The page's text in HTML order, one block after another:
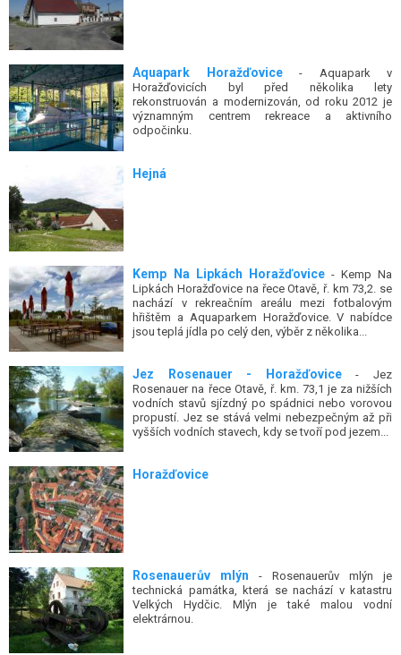
Aquapark Horažďovice- Aquapark v
Horažďovicích byl před několika lety
rekonstruován a modernizován, od roku 2012 je
významným centrem rekreace a aktivního
odpočinku.
Hejná
Kemp Na Lipkách Horažďovice- Kemp Na
Lipkách Horažďovice na řece Otavě, ř. km 73,2. se
nachází v rekreačním areálu mezi fotbalovým
hřištěm a Aquaparkem Horažďovice. V nabídce
jsou teplá jídla po celý den, výběr z několika...
Jez Rosenauer - Horažďovice- Jez
Rosenauer na řece Otavě, ř. km. 73,1 je za nižších
vodních stavů sjízdný po spádnici nebo vorovou
propustí. Jez se stává velmi nebezpečným až při
vyšších vodních stavech, kdy se tvoří pod jezem...
Horažďovice
Rosenauerův mlýn - Rosenauerův mlýn je
technická památka, která se nachází v katastru
Velkých Hydčic. Mlýn je také malou vodní
elektrárnou.